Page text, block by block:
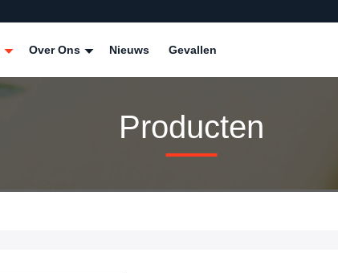
Over Ons Nieuws Gevallen
Producten